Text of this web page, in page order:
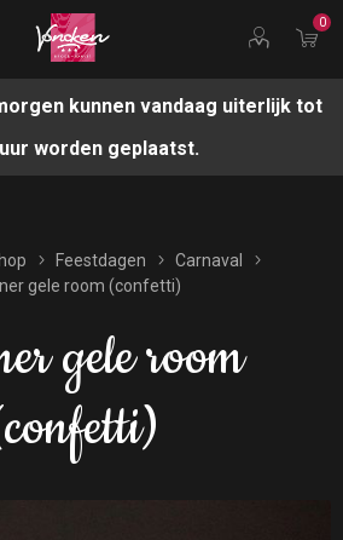
0
kunnen vandaag uiterlijk tot
worden geplaatst.
Feestdagen
Carnaval
gele room (confetti)
gele room